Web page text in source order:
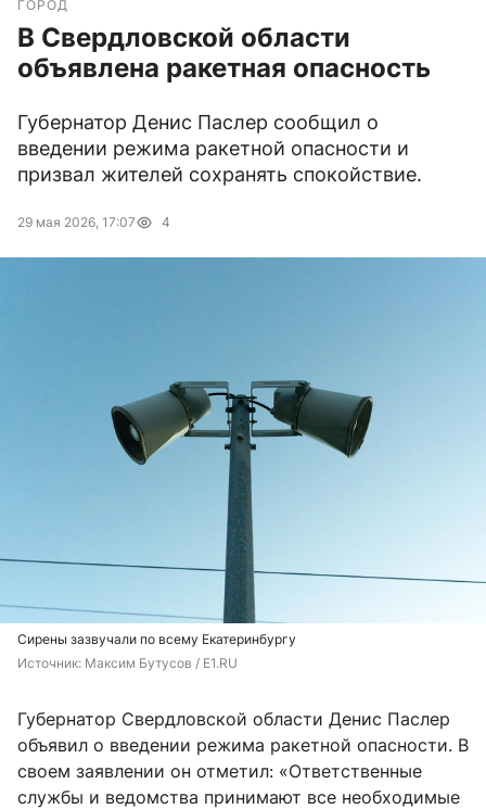
ГОРОД
В Свердловской области
объявлена ракетная опасность
Губернатор Денис Паслер сообщил о
введении режима ракетной опасности и
призвал жителей сохранять спокойствие.
29 мая 2026, 17:07 4
Сирены зазвучали по всему Екатеринбургу
Источник: Максим Бутусов / E1.RU
Губернатор Свердловской области Денис Паслер
объявил о введении режима ракетной опасности. В
своем заявлении он отметил: «Ответственные
службы и ведомства принимают все необходимые